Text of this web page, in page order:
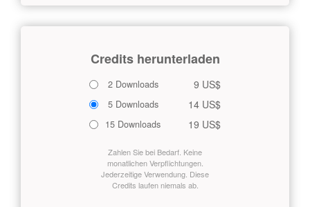
Credits herunterladen
2 Downloads 9 US$
5 Downloads 14 US$
15 Downloads 19 US$
Zahlen Sie bei Bedarf. Keine
monatlichen Verpflichtungen.
Jederzeitige Verwendung. Diese
Credits laufen niemals ab.